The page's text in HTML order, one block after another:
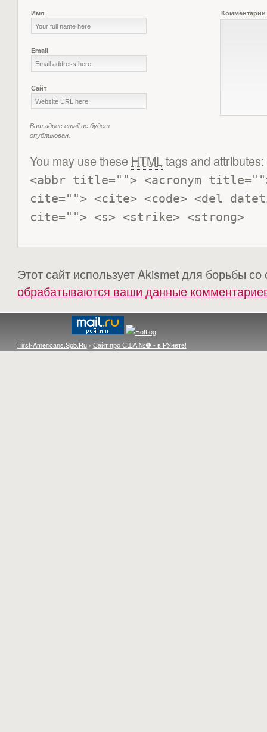
Имя
Email
Сайт
Ваш адрес email не будет
опубликован.
Комментарии
You may use these HTMLtags and attributes:
<abbr title=""> <acronym
cite=""> <cite> <code> <del
cite=""> <s> <strike> <strong>
Этот сайт использует Akismet для борьбы
обрабатываются ваши данные
First-Americans.Spb.Ru› Сайт про США №❶ - в РУнете!